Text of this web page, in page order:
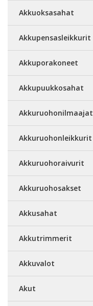
Akkuoksasahat
Akkupensasleikkurit
Akkuporakoneet
Akkupuukkosahat
Akkuruohonilmaajat
Akkuruohonleikkurit
Akkuruohoraivurit
Akkuruohosakset
Akkusahat
Akkutrimmerit
Akkuvalot
Akut